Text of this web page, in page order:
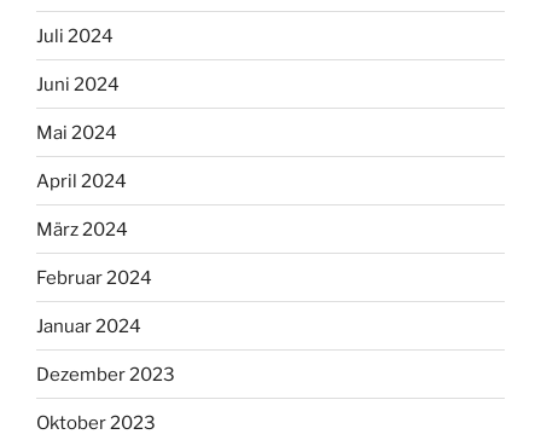
Juli 2024
Juni 2024
Mai 2024
April 2024
März 2024
Februar 2024
Januar 2024
Dezember 2023
Oktober 2023